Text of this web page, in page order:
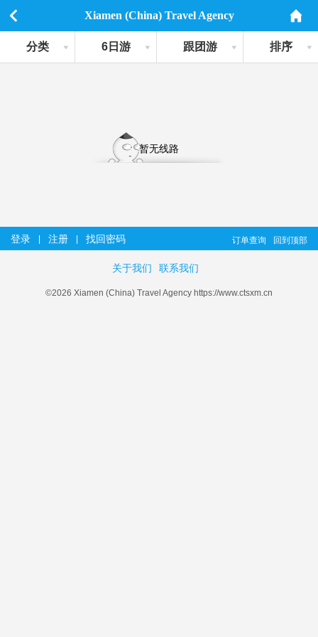
Xiamen (China) Travel Agency
分类 6日游 跟团游 排序
暂无线路
登录 注册 找回密码 回到顶部
订单查询
关于我们 联系我们
©2026 Xiamen (China) Travel Agency https://www.ctsxm.cn